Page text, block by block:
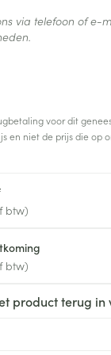
voor dit
en niet de prijs die op
btw)
btw)
product terug in
via telefoon of e-